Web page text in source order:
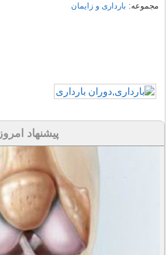
مجموعه: بارداری و زایمان
پیشنهاد امروز